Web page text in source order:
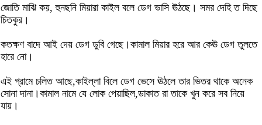
জোতি মাঝি কয়, হুনছনি মিয়ারা কাইল বলে ডেগ ভাসি ঊঠছে। সমর দেহি ত দিছে
চিতকুর।
কতক্ষণ বাদে আই দেয় ডেগ ডুবি গেছে।কামাল মিয়ার হরে আর কেঊ ডেগ তুলতে
হারে নো।
এই গ্রামে চলিত আছে,কাইল্লা বিলে ডেগ ভেসে ঊঠলে তার ভিতর থাকে অনেক
সোনা দানা।কামাল নামে যে লোক পেয়াছিল,ডাকাত রা তাকে খুন করে সব নিয়ে
যায়।